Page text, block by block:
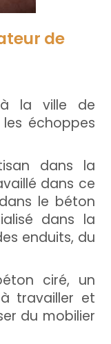
de
la ville de
échoppes
dans la
dans ce
le béton
dans la
enduits, du
ciré, un
travailler et
du mobilier